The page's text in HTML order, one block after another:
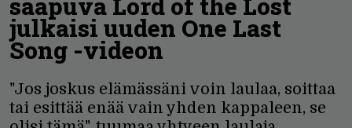
julkaisi uuden One Last
Song -videon
"Jos joskus elämässäni voin laulaa, soittaa
tai esittää enää vain yhden kappaleen, se